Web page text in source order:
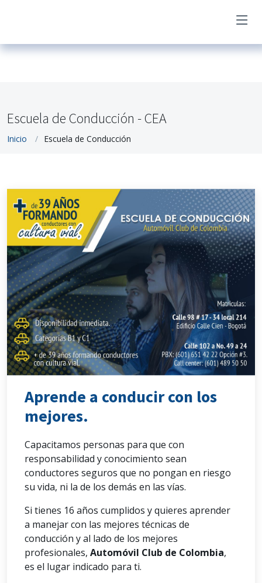
Escuela de Conducción - CEA
Inicio Escuela de Conducción
Aprende a conducir con los
mejores.
Capacitamos personas para que con
responsabilidad y conocimiento sean
conductores seguros que no pongan en riesgo
su vida, ni la de los demás en las vías.
Si tienes 16 años cumplidos y quieres aprender
a manejar con las mejores técnicas de
conducción y al lado de los mejores
profesionales, Automóvil Club de Colombia,
es el lugar indicado para ti.